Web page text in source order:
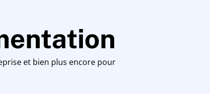
et bien plus encore pour